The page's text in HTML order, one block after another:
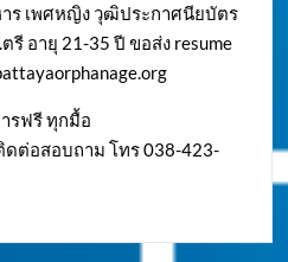
ร เพศหญิง วุฒิประกาศนียบัตร
รี อายุ 21-35 ปี ขอส่ง resume
รฟรี ทุกมื้อ
ดต่อสอบถาม โทร 038-423-